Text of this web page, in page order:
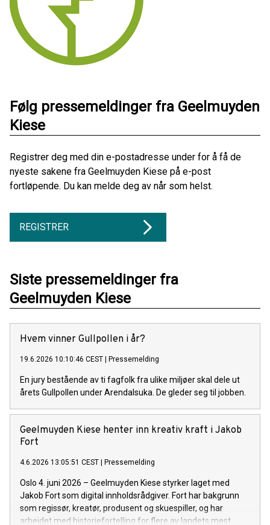
Følg pressemeldinger fra Geelmuyden
Kiese
Registrer deg med din e-postadresse under for å få de
nyeste sakene fra Geelmuyden Kiese på e-post
fortløpende. Du kan melde deg av når som helst.
REGISTRER
Siste pressemeldinger fra
Geelmuyden Kiese
Hvem vinner Gullpollen i år?
19.6.2026 10:10:46 CEST Pressemelding
En jury bestående av ti fagfolk fra ulike miljøer skal dele ut
årets Gullpollen under Arendalsuka. De gleder seg til jobben.
Geelmuyden Kiese henter inn kreativ kraft i Jakob
Fort
4.6.2026 13:05:51 CEST Pressemelding
Oslo 4. juni 2026 – Geelmuyden Kiese styrker laget med
Jakob Fort som digital innholdsrådgiver. Fort har bakgrunn
som regissør, kreatør, produsent og skuespiller, og har
arbeidet med historiefortelling for flere av landets mest